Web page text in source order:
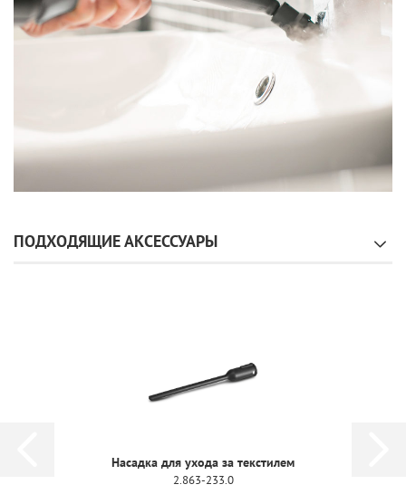
ПОДХОДЯЩИЕ АКСЕССУАРЫ
Насадка для ухода за текстилем
2.863-233.0